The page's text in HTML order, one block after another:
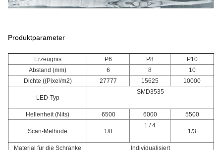
Produktparameter
Erzeugnis P6 P8
P10
Abstand (mm)
6 8
10
Dichte ((Pixel/m2)
27777 15625 10000
LED-Typ
SMD3535
Hellenheit (Nits) 6500 6000 5500
Scan-Methode 1/8
1 / 4
1/3
Material für die Schränke Individualisiert